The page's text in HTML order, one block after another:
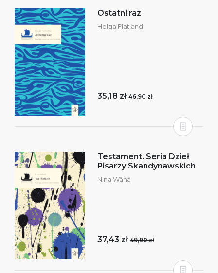
Ostatni raz
Helga Flatland
35,18 zł 46,90 zł
Testament. Seria Dzieł
Pisarzy Skandynawskich
Nina Wähä
37,43 zł 49,90 zł